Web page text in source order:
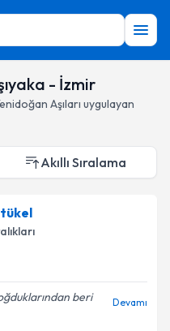
- İzmir
Aşıları uygulayan
Akıllı Sıralama
beri
Devamı